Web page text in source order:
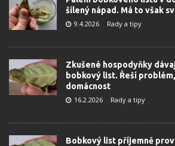
šílený nápad. Má to však
9.4.2026 Rady a tipy
Zkušené hospodyňky
bobkový list. Řeší
domácnost
16.2.2026 Rady a tipy
Bobkový list příjemně